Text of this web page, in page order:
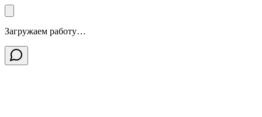
Загружаем работу…